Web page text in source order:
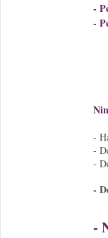
-
-
-
-
-
-
-